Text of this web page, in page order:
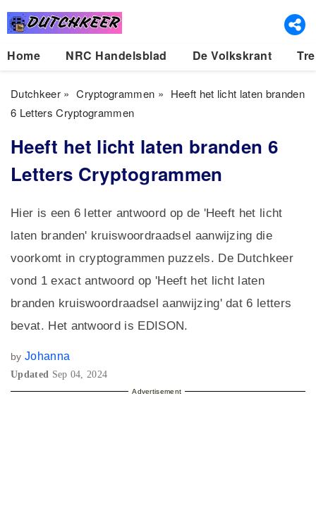
Home NRC Handelsblad De Volkskrant
Dutchkeer» Cryptogrammen » Heeft het licht laten branden
6 Letters Cryptogrammen
Heeft het licht laten branden 6
Letters Cryptogrammen
Hier is een 6 letter antwoord op de 'Heeft het licht
laten branden' kruiswoordraadsel aanwijzing die
voorkomt in cryptogrammen puzzels. De Dutchkeer
vond 1 exact antwoord op 'Heeft het licht laten
branden kruiswoordraadsel aanwijzing' dat 6 letters
bevat. Het antwoord is EDISON.
by Johanna
Updated Sep 04, 2024
Advertisement